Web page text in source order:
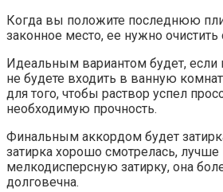
Когда вы положите последнюю
законное место, ее нужно очистить
Идеальным вариантом будет,
не будете входить в ванную
для того, чтобы раствор успел
необходимую прочность.
Финальным аккордом будет
затирка хорошо смотрелась, лучше
мелкодисперсную затирку, она
долговечна.